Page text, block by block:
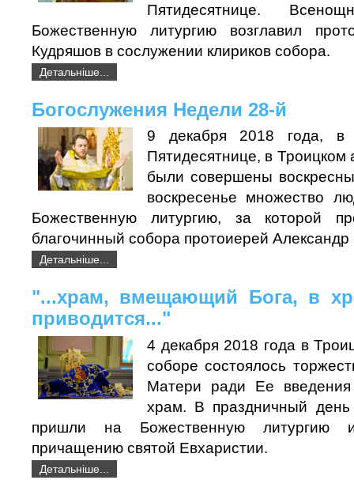
Пятидесятнице.
Божественную литургию возглавил
Кудряшов в сослужении клириков собора.
Детальніше...
Богослужения Недели 28-й
9 декабря 2018 года,
Пятидесятнице, в Троицком
были совершены
воскресенье множество
Божественную литургию, за которой
благочинный собора протоиерей
Детальніше...
"...храм, вмещающий Бога, в
приводится..."
4 декабря 2018 года в
соборе состоялось
Матери ради Ее
храм. В праздничный
пришли на Божественную литургию
причащению святой Евхаристии.
Детальніше...